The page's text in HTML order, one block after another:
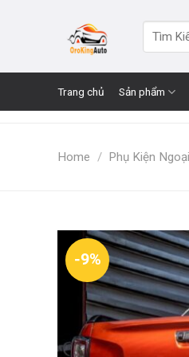
for:
Trang chủ Sản phẩm
Home / Phụ Kiện
-9%